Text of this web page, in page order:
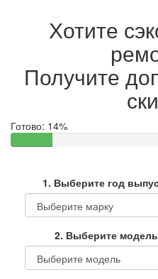
Хотите
Получите
Готово: 14%
1. Выберите год
2. Выберите